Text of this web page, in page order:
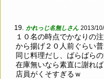
19. かれっじ名無しさん 2013/
１０名の時点でかなりの
から揚げ２０人前ぐらい
同じ料理だし、ばらばら
在庫無いなら素直に謝れ
店員がくそすぎるｗ